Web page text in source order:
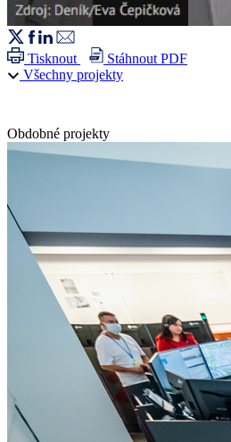
Tisknout
Stáhnout PDF
Všechny projekty
Obdobné projekty